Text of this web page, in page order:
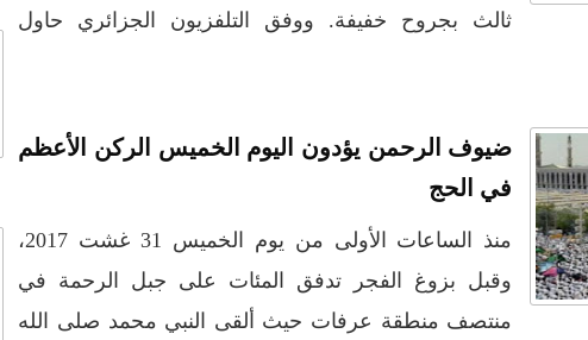
ثالث بجروح خفيفة. ووفق التلفزيون الجزائري حاول
ضيوف الرحمن يؤدون اليوم الخميس الركن الأعظم
في الحج
منذ الساعات الأولى من يوم الخميس 31 غشت 2017،
وقبل بزوغ الفجر تدفق المئات على جبل الرحمة في
منتصف منطقة عرفات حيث ألقى النبي محمد صلى الله